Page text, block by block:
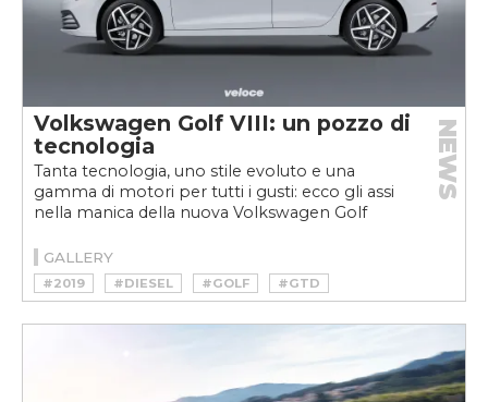
Volkswagen Golf VIII: un pozzo di
tecnologia
Tanta tecnologia, uno stile evoluto e una
gamma di motori per tutti i gusti: ecco gli assi
nella manica della nuova Volkswagen Golf
NEWS
GALLERY
#2019 #DIESEL #GOLF
#GTD
#GTE
#GTI
#HYBRID
#VOLKSWAGEN
#VOLKSWAGEN GOLF